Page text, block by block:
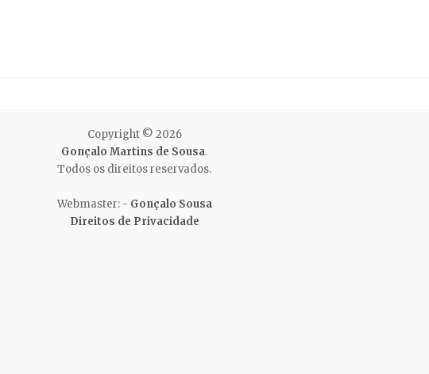
Copyright © 2026
Gonçalo Martins de Sousa.
Todos os direitos reservados.
Webmaster: - Gonçalo Sousa
Direitos de Privacidade